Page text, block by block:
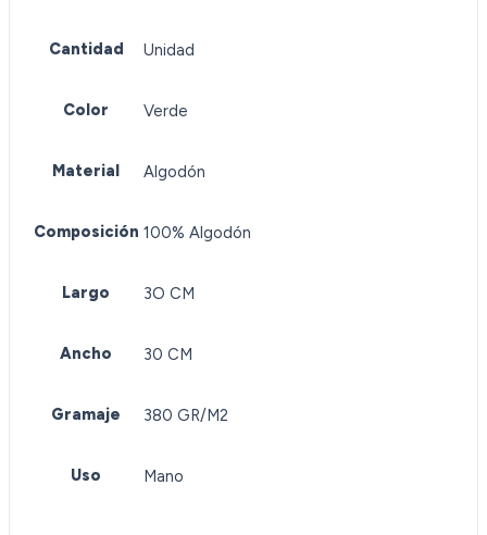
Cantidad Unidad
Color Verde
Material Algodón
Composición 100% Algodón
Largo 3O CM
Ancho 30 CM
Gramaje 380 GR/M2
Uso Mano